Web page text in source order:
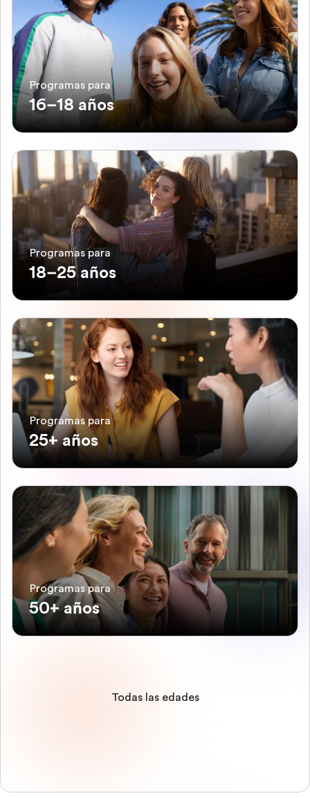
Programas para
16–18 años
Programas para
18–25 años
Programas para
25+ años
Programas para
50+ años
Todas las edades